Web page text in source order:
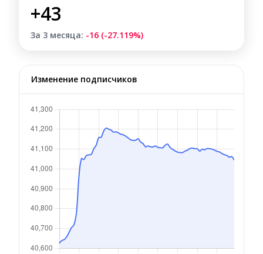
+43
За 3 месяца: -16 (-27.119%)
Изменение подписчиков